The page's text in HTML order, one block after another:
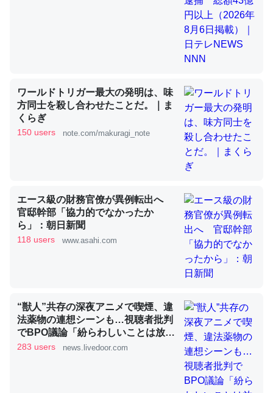
昆虫ってカルシウム少ないのか。知らんかった。調べたら
─ニュース :: 【研究発表】昆虫学の大問題＝「昆虫はなぜ海にいな
いのか」に関する新仮説
利だから両方が拮抗してるのでは」とあって面白い。海に
いる鋏角類（カブトガニ・ウミグモ）はカルシウムを使わ
ずキチンを強化してる筈だが、酵素が違うのか？
─ニュース :: 【研究発表】昆虫学の大問題＝「昆虫はなぜ海にいな
これを元に考えるとカルシウムを大量に使う脊椎動物と貝
類は苦労してるんだな…。腹足類だと殻を無くしてナメク
─ニュース :: 【研究発表】昆虫学の大問題＝「昆虫はなぜ海にいな
ワールドトリガー最大の発明は、味
方同士を殺し合わせたことだ。｜ま
くらぎ
150 users note.com/makuragi_note
エース級の財務官僚が異例転出へ
官邸幹部「協力的でなかったか
ら」：朝日新聞
118 users www.asahi.com
“獣人”共存の深夜アニメで喫煙、違
法薬物の連想シーンも…視聴者批判
でBPO議論「紛らわしいことは放送
しないほうが」 - ライブドアニュー
283 users news.livedoor.com